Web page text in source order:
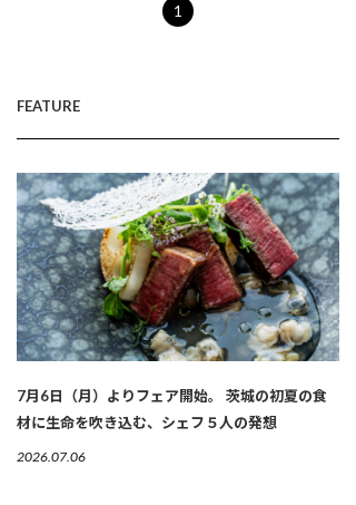
1
FEATURE
7月6日（月）よりフェア開始。 茨城の初夏の食
材に生命を吹き込む、シェフ５人の発想
2026.07.06